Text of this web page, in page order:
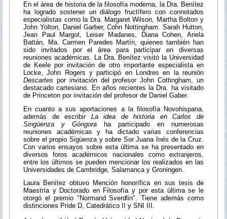
En el área de historia de la filosofía moderna, la Dra. Benítez
ha logrado sostener un diálogo fructífero con connotados
especialistas como la Dra. Margaret Wilson, Martha Bolton y
John Yolton, Daniel Garber, Cohn Nottingham. Sarah Hutton,
Jean Paul Margot, Leiser Madanes, Diana Cohen, Ariela
Battán, Ma. Carmen Paredes Martín, quienes también han
sido invitados por el área para participar en diversas
reuniones académicas. La Dra. Benítez visitó la Universidad
de Keele por invitación de otro importante especialista en
Locke, John Rogers y participó en Londres en la reunión
Descartes por invitación del profesor John Cottingham, un
destacado cartesiano. En años recientes la Dra. ha visitado
de Princeton por invitación del profesor de Daniel Gaber.
En cuanto a sus aportaciones a la filosofía Novohispana,
además de escribir La idea de historia en Carlos de
Singüenza y Góngora ha participado en numerosas
reuniones académicas y ha dictado varias conferencias
sobre el propio Sigüenza y sobre Sor Juana Inés de la Cruz.
Con varios ensayos sobre esta última se ha presentado en
diversos foros académicos nacionales como extranjeros,
entre los últimos se pueden mencionar los realizados en las
Universidades de Cambridge, Salamanca y Groningen.
Laura Benítez obtuvo Mención honorífica en sus tesis de
Maestría y Doctorado en Filosofía y por esta última se le
otorgó el premio "Normand Sverdlin". Tiene además como
distinciones Pride D, Catedrático II y SNI III.